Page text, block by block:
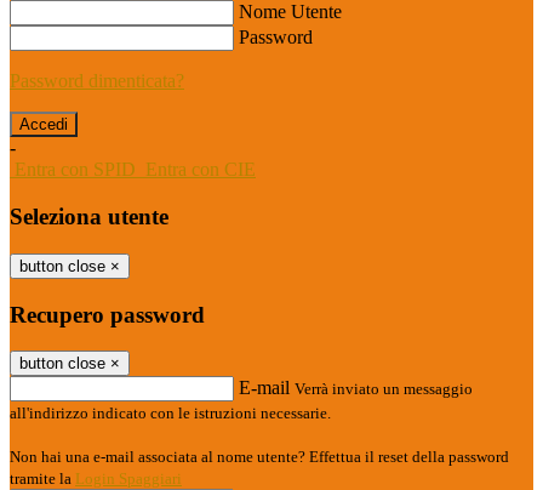
Nome Utente
Password
Password dimenticata?
-
Entra con SPID Entra con CIE
Seleziona utente
button close ×
Recupero password
button close ×
E-mail Verrà inviato un messaggio
all'indirizzo indicato con le istruzioni necessarie.
Non hai una e-mail associata al nome utente? Effettua il reset della password
tramite la Login Spaggiari